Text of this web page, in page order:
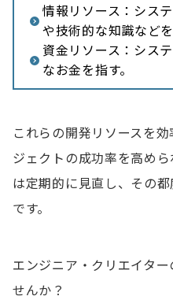
ニアショア開発
ラボ型開発
その他の開発リソース不
社員を育成して人的リソ
社内の環境を改善する
ノーコードツールを導
情報リソース：シス
や技術的な知識などを
資金リソース：シス
なお金を指す。
これらの開発リソースを
ジェクトの成功率を高め
は定期的に見直し、その
です。
エンジニア・クリエイタ
せんか？